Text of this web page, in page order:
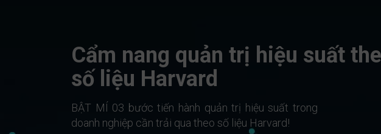
Cẩm nang quản trị hiệu suất
số liệu Harvard
BẬT MÍ 03 bước tiến hành quản trị hiệu suất trong
doanh nghiệp cần trải qua theo số liệu Harvard!